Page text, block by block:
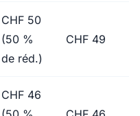
CHF 50
(50 %
de réd.)
CHF 49
CHF 46